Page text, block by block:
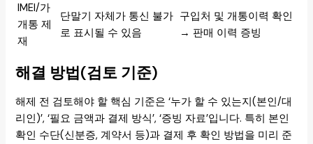
IMEI/가
개통 제
재
단말기 자체가 통신 불가
로 표시될 수 있음
구입처 및 개통이력 확인
→ 판매 이력 증빙
해결 방법(검토 기준)
해제 전 검토해야 할 핵심 기준은 ‘누가 할 수 있는지(본인/대
리인)’, ‘필요 금액과 결제 방식’, ‘증빙 자료’입니다. 특히 본인
확인 수단(신분증, 계약서 등)과 결제 후 확인 방법을 미리 준